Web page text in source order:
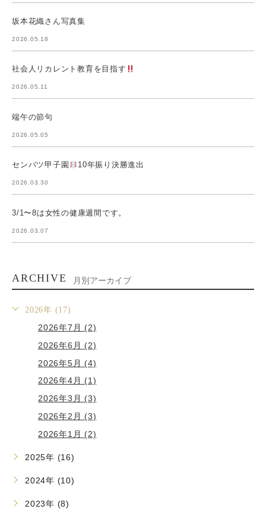
坂本花織さん写真集
2026.05.18
社会人リカレント教育を目指す
2026.05.11
端午の節句
2026.05.05
センバツ甲子園 10年振り決勝進出
2026.03.30
3/1〜8は女性の健康週間です。
2026.03.07
ARCHIVE 月別アーカイブ
2026年 (17)
2026年7月 (2)
2026年6月 (2)
2026年5月 (4)
2026年4月 (1)
2026年3月 (3)
2026年2月 (3)
2026年1月 (2)
2025年 (16)
2024年 (10)
2023年 (8)